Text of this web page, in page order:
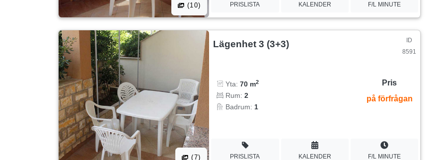
(10) PRISLISTA KALENDER F/L MINUTE
(7)
Lägenhet 3 (3+3)
ID
8591
Yta:70 m2
Rum:2
Badrum:1
Pris
på förfrågan
PRISLISTA KALENDER F/L MINUTE